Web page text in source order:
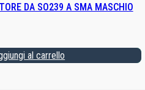
DA SO239 A SMA MASCHIO
al carrello